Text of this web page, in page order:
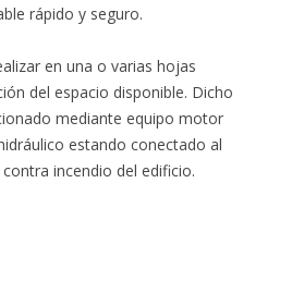
rápido y seguro.
en una o varias hojas
del espacio disponible. Dicho
mediante equipo motor
estando conectado al
incendio del edificio.